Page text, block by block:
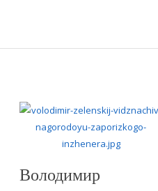
Володимир